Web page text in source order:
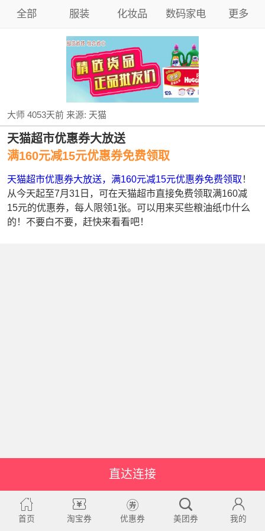
全部 服装 化妆品 数码家电 更多
大师 4053天前来源: 天猫
天猫超市优惠券大放送
满160元减15元优惠券免费领取
天猫超市优惠券大放送，满160元减15元优惠券免费领取 ！
从今天起至7月31日，可在天猫超市直接免费领取满160减
15元的优惠券，每人限领1张。可以用来买些粮油纸巾什么
的！不要白不要，赶快来看看吧！
直达连接
首页 淘宝券 优惠券 美团券 我的